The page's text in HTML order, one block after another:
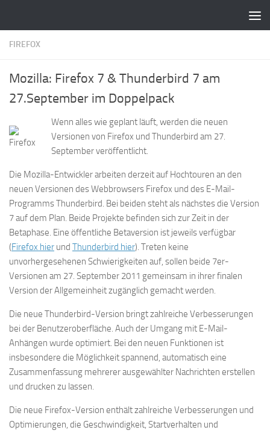
FIREFOX
Mozilla: Firefox 7 & Thunderbird 7 am
27.September im Doppelpack
Wenn alles wie geplant läuft, werden die neuen
Versionen von Firefox und Thunderbird am 27.
September veröffentlicht.
Die Mozilla-Entwickler arbeiten derzeit auf Hochtouren an den
neuen Versionen des Webbrowsers Firefox und des E-Mail-
Programms Thunderbird. Bei beiden steht als nächstes die Version
7 auf dem Plan. Beide Projekte befinden sich zur Zeit in der
Betaphase. Eine öffentliche Betaversion ist jeweils verfügbar
(Firefox hier und Thunderbird hier). Treten keine
unvorhergesehenen Schwierigkeiten auf, sollen beide 7er-
Versionen am 27. September 2011 gemeinsam in ihrer finalen
Version der Allgemeinheit zugänglich gemacht werden.
Die neue Thunderbird-Version bringt zahlreiche Verbesserungen
bei der Benutzeroberfläche. Auch der Umgang mit E-Mail-
Anhängen wurde optimiert. Bei den neuen Funktionen ist
insbesondere die Möglichkeit spannend, automatisch eine
Zusammenfassung mehrerer ausgewählter Nachrichten erstellen
und drucken zu lassen.
Die neue Firefox-Version enthält zahlreiche Verbesserungen und
Optimierungen, die Geschwindigkeit, Startverhalten und